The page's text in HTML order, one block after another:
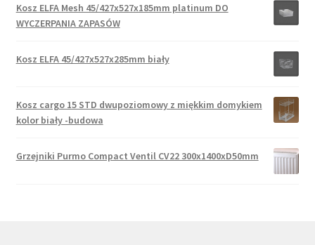
Kosz ELFA Mesh 45/427x527x185mm platinum DO
WYCZERPANIA ZAPASÓW
Kosz ELFA 45/427x527x285mm biały
Kosz cargo 15 STD dwupoziomowy z miękkim domykiem
kolor biały -budowa
Grzejniki Purmo Compact Ventil CV22 300x1400xD50mm